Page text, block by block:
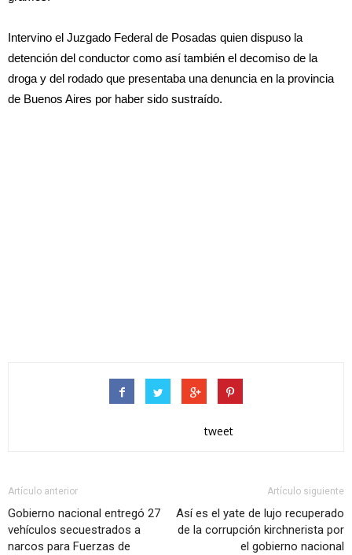
Intervino el Juzgado Federal de Posadas quien dispuso la
detención del conductor como así también el decomiso de la
droga y del rodado que presentaba una denuncia en la provincia
de Buenos Aires por haber sido sustraído.
tweet
Artículo anterior
Gobierno nacional entregó 27
vehículos secuestrados a
narcos para Fuerzas de
Artículo siguiente
Así es el yate de lujo recuperado
de la corrupción kirchnerista por
el gobierno nacional